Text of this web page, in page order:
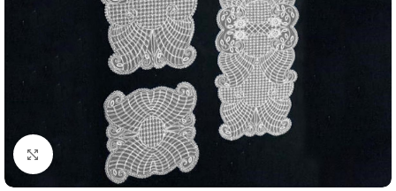
Resmi Büyüt